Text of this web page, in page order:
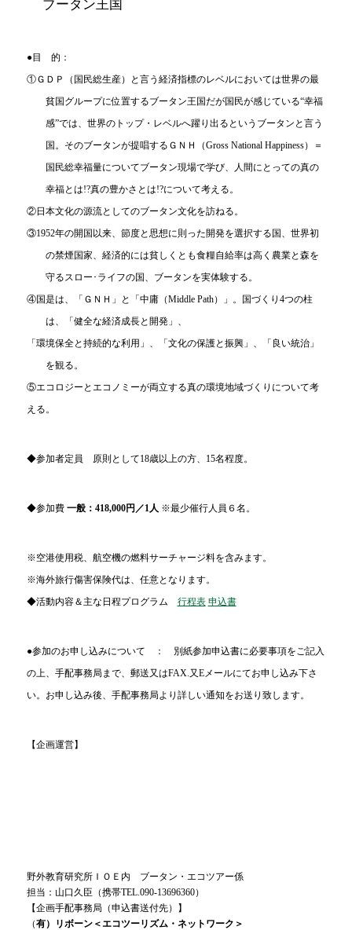
ブータン王国
●目 的：
①ＧＤＰ（国民総生産）と言う経済指標のレベルにおいては世界の最
貧国グループに位置するブータン王国だが国民が感じている“幸福
感”では、世界のトップ・レベルへ躍り出るというブータンと言う
国。そのブータンが提唱するＧＮＨ（Gross National Happiness）＝
国民総幸福量についてブータン現場で学び、人間にとっての真の
幸福とは!?真の豊かさとは!?について考える。
②日本文化の源流としてのブータン文化を訪ねる。
③1952年の開国以来、節度と思想に則った開発を選択する国、世界初
の禁煙国家、経済的には貧しくとも食糧自給率は高く農業と森を
守るスロー･ライフの国、ブータンを実体験する。
④国是は、「ＧＮＨ」と「中庸（Middle Path）」。国づくり4つの柱
は、「健全な経済成長と開発」、
「環境保全と持続的な利用」、「文化の保護と振興」、「良い統治」
を観る。
⑤エコロジーとエコノミーが両立する真の環境地域づくりについて考
える。
◆参加者定員 原則として18歳以上の方、15名程度。
◆参加費 一般：418,000円／1人 ※最少催行人員６名。
※空港使用税、航空機の燃料サーチャージ料を含みます。
※海外旅行傷害保険代は、任意となります。
◆活動内容＆ 主な日程プログラム 行程表 申込書
●参加のお申し込みについて ： 別紙参加申込書に必要事項をご記入
の上、手配事務局まで、郵送又はFAX.又 Eメールにてお申し込み下さ
い。お申し込み後、手配事務局より詳しい通知をお送り致します。
【企画運営】
野外教育研究所ＩＯＥ内 ブータン・エコツアー係
担当：山口久臣（携帯TEL.090-13696360）
【企画手配事務局（申込書送付先）】
（有）リボーン＜エコツーリズム・ネットワーク＞